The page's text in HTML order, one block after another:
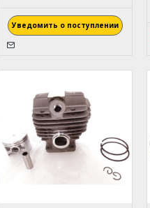
РАСПРЕДВАЛ!)
Уведомить о поступлении